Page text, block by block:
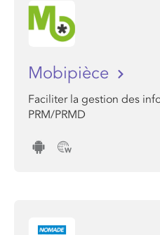
Mobipièce
Faciliter la gestion des
PRM/PRMD